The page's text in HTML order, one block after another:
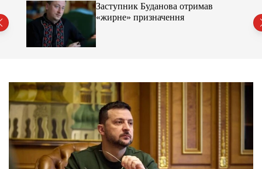
ь
ж
у
Заступник Буданова отримав
«жирне» призначення